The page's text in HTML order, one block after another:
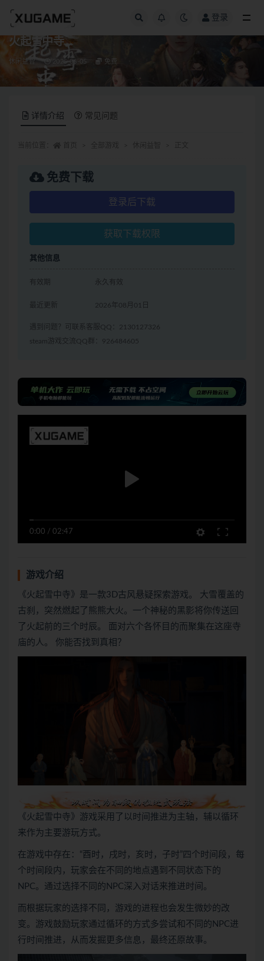
登录
火起雪中寺
休闲益智 2025-06-05 免费
详情介绍 常见问题
免费下载
登录后下载
获取下载权限
其他信息
有效期 永久有效
最近更新 2026年08月01日
遇到问题？可联系客服QQ：2130127326
steam游戏交流QQ群：926484605
0:00 / 02:47
游戏介绍
《火起雪中寺》是一款3D古风悬疑探索游戏。 大雪覆盖的
古刹，突然燃起了熊熊大火。一个神秘的黑影将你传送回
了火起前的三个时辰。 面对六个各怀目的而聚集在这座寺
庙的人。 你能否找到真相？
《火起雪中寺》游戏采用了以时间推进为主轴，辅以循环
来作为主要游玩方式。
在游戏中存在：“酉时，戌时，亥时，子时”四个时间段，每
个时间段内，玩家会在不同的地点遇到不同状态下的
NPC。通过选择不同的NPC深入对话来推进时间。
而根据玩家的选择不同，游戏的进程也会发生微妙的改
变。游戏鼓励玩家通过循环的方式多尝试和不同的NPC进
行时间推进，从而发掘更多信息，最终还原故事。